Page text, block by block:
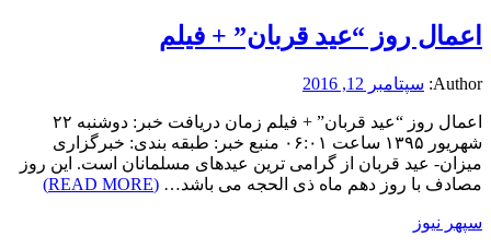
اعمال روز “عید قربان” + فیلم
Author: سپتامبر 12, 2016
اعمال روز “عید قربان” + فیلم زمان دریافت خبر: دوشنبه ۲۲
شهریور ۱۳۹۵ ساعت ۰۶:۰۱ منبع خبر: طبقه بندی: خبرگزاری
میزان- عید قربان از گرامی ترین عیدهای مسلمانان است. این روز
مصادف با روز دهم ماه ذی الحجه می باشد… (READ MORE)
سپهر نیوز